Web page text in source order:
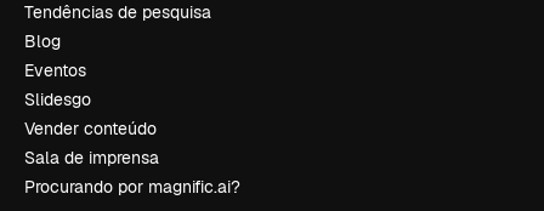
Tendências de pesquisa
Blog
Eventos
Slidesgo
Vender conteúdo
Sala de imprensa
Procurando por magnific.ai?